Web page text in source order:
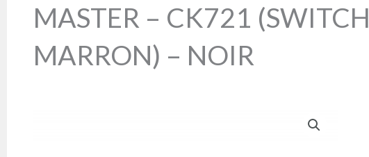
MASTER – CK721 (SWITCH
MARRON) – NOIR